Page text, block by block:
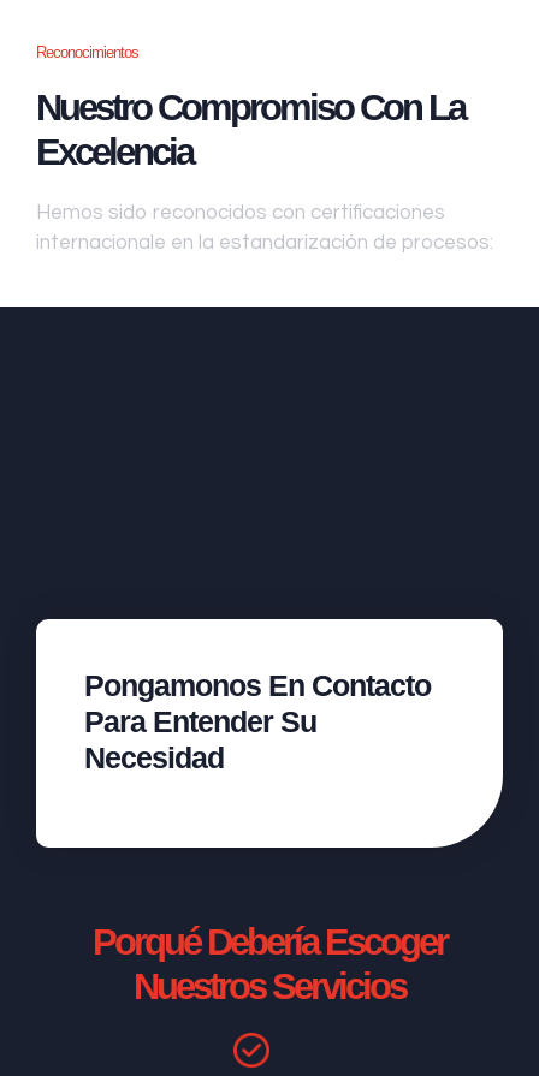
Reconocimientos
Nuestro Compromiso Con La
Excelencia
Hemos sido reconocidos con certificaciones
internacionale en la estandarización de procesos:
Pongamonos En Contacto
Para Entender Su
Necesidad
Porqué Debería Escoger
Nuestros Servicios